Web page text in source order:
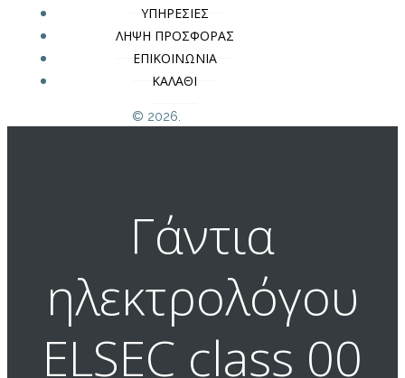
ΥΠΗΡΕΣΙΕΣ
ΛΗΨΗ ΠΡΟΣΦΟΡΑΣ
ΕΠΙΚΟΙΝΩΝΙΑ
ΚΑΛΑΘΙ
© 2026.
Γάντια
ηλεκτρολόγου
ELSEC class 00